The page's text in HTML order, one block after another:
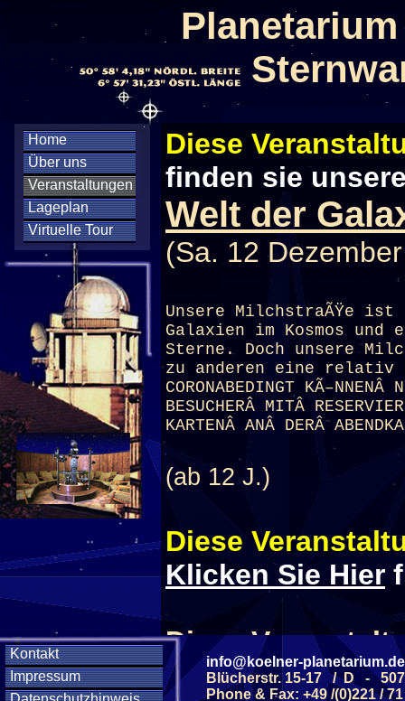
Home
Über uns
Veranstaltungen
Lageplan
Virtuelle Tour
Kontakt
Impressum
Diese
finden sie
Welt der
(Sa. 12
Unsere MilchstraÃŸe
Galaxien im Kosmos
Sterne. Doch unsere
zu anderen eine relativ
CORONABEDINGT KÃ–NNENÂ
BESUCHERÂ MITÂ
KARTENÂ ANÂ DERÂ
(ab 12 J.)
Diese
Klicken Sie Hier
Diese
Wochentag
info@koelner-planetarium.de
Blücherstr. 15-17 / D -
Phone & Fax: +49 /(0)221 /